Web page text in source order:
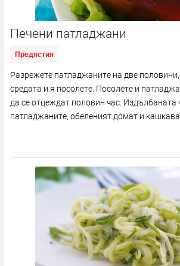
Печени патладжани
Предястия
Разрежете патладжаните на две
средата и я посолете. Посолете и
да се отцеждат половин час. Издълбаната
патладжаните, обеленият домат и